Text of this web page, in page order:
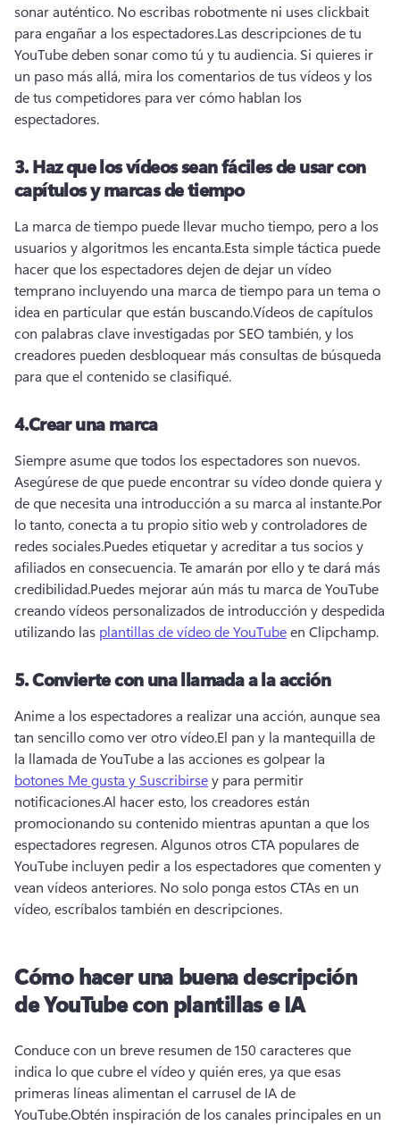
sonar auténtico. No escribas robotmente ni uses clickbait
para engañar a los espectadores.Las descripciones de tu
YouTube deben sonar como tú y tu audiencia. Si quieres ir
un paso más allá, mira los comentarios de tus vídeos y los
de tus competidores para ver cómo hablan los
espectadores.
3.Haz que los vídeos sean fáciles de usar con
capítulos y marcas de tiempo
La marca de tiempo puede llevar mucho tiempo, pero a los
usuarios y algoritmos les encanta.Esta simple táctica puede
hacer que los espectadores dejen de dejar un vídeo
temprano incluyendo una marca de tiempo para un tema o
idea en particular que están buscando.Vídeos de capítulos
con palabras clave investigadas por SEO también, y los
creadores pueden desbloquear más consultas de búsqueda
para que el contenido se clasifiqué.
4.Crear una marca
Asegúrese de que puede encontrar su vídeo donde quiera y
de que necesita una introducción a su marca al instante.Por
lo tanto, conecta a tu propio sitio web y controladores de
redes sociales.Puedes etiquetar y acreditar a tus socios y
afiliados en consecuencia. Te amarán por ello y te dará más
credibilidad.Puedes mejorar aún más tu marca de YouTube
creando vídeos personalizados de introducción y despedida
utilizando las plantillas de vídeo de YouTube en Clipchamp.
5.Convierte con una llamada a la acción
Anime a los espectadores a realizar una acción, aunque sea
tan sencillo como ver otro vídeo.El pan y la mantequilla de
la llamada de YouTube a las acciones es golpear la
botones Me gusta y Suscribirse y para permitir
notificaciones.Al hacer esto, los creadores están
promocionando su contenido mientras apuntan a que los
espectadores regresen. Algunos otros CTA populares de
YouTube incluyen pedir a los espectadores que comenten y
vean vídeos anteriores. No solo ponga estos CTAs en un
vídeo, escríbalos también en descripciones.
Cómo hacer una buena descripción
de YouTube con plantillas e IA
Conduce con un breve resumen de 150 caracteres que
indica lo que cubre el vídeo y quién eres, ya que esas
primeras líneas alimentan el carrusel de IA de
YouTube.Obtén inspiración de los canales principales en un